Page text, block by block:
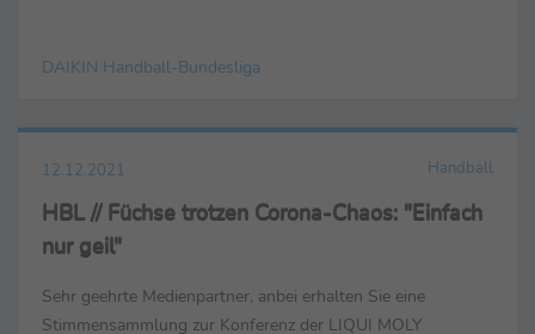
DAIKIN Handball-Bundesliga
12.12.2021 Handball
HBL // Füchse trotzen Corona-Chaos: "Einfach
nur geil"
Sehr geehrte Medienpartner, anbei erhalten Sie eine
Stimmensammlung zur Konferenz der LIQUI MOLY